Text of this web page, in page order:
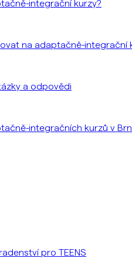
integrační kurzy?
na adaptačně-integrační
a odpovědi
integračních kurzů v
pro TEENS